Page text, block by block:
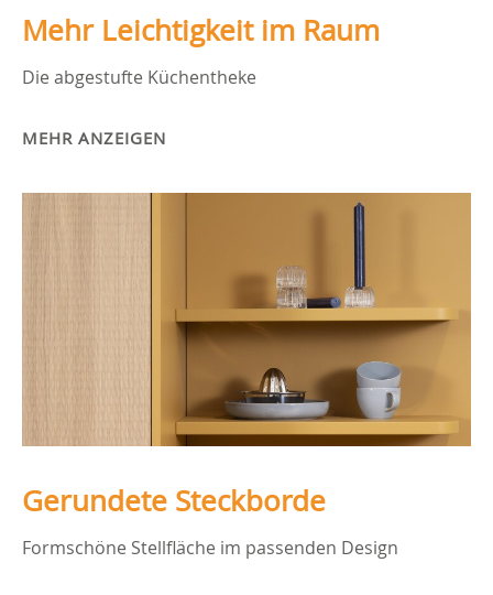
Mehr Leichtigkeit im Raum
Die abgestufte Küchentheke
MEHR ANZEIGEN
Gerundete Steckborde
Formschöne Stellfläche im passenden Design